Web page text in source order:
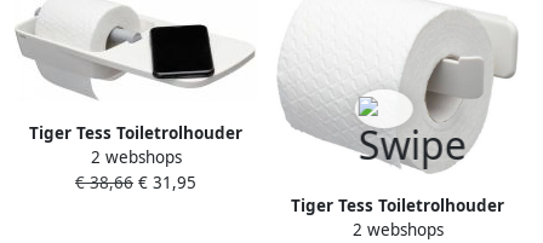
Tiger Tess Toiletrolhouder
met planchet zelfklevend
boren wit lichtgrijs
2 webshops
€ 38,66 € 31,95
Tiger Tess Toiletrolhouder
zonder klep Wit 1329020146
2 webshops